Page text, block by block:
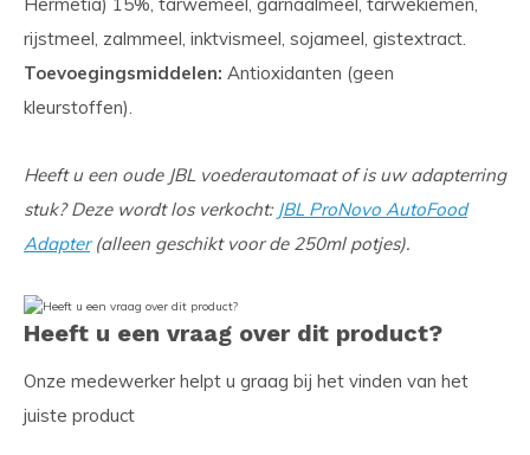
rijstmeel, zalmmeel, inktvismeel, sojameel, gistextract.
Toevoegingsmiddelen: Antioxidanten (geen
kleurstoffen).
Heeft u een oude JBL voederautomaat of is uw adapterring
stuk? Deze wordt los verkocht: JBL ProNovo AutoFood
Adapter(alleen geschikt voor de 250ml potjes).
Heeft u een vraag over dit product?
Onze medewerker helpt u graag bij het vinden van het
juiste product